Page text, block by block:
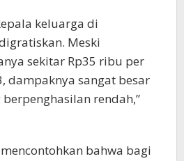
keluarga di
Meski
sekitar Rp35 ribu per
dampaknya sangat besar
rendah,”
bahwa bagi